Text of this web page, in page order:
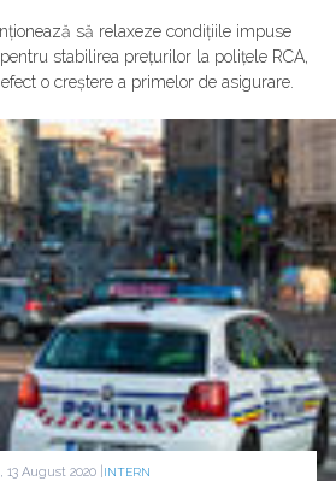
să relaxeze condițiile impuse
stabilirea prețurilor la polițele RCA,
o creștere a primelor de asigurare.
13 August 2020 | INTERN